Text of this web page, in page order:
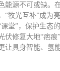
能源不可或缺。
牧光互补”成为
堂”，保护生态
伏修复大地“疤痕
让具身智能、氢